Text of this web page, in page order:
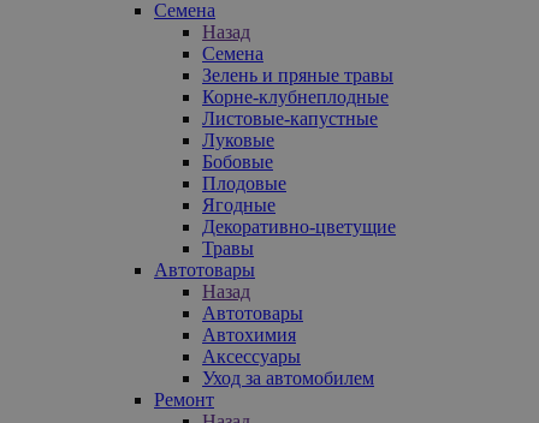
Семена
Назад
Семена
Зелень и пряные травы
Корне-клубнеплодные
Листовые-капустные
Луковые
Бобовые
Плодовые
Ягодные
Декоративно-цветущие
Травы
Автотовары
Назад
Автотовары
Автохимия
Аксессуары
Уход за автомобилем
Ремонт